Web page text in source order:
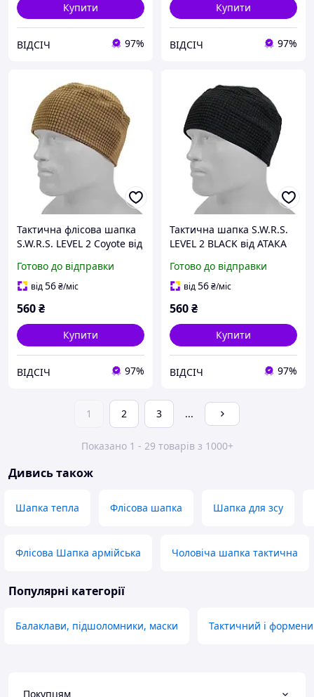
Купити
ВІДСІЧ 97%
Купити
ВІДСІЧ 97%
Тактична флісова шапка
S.W.R.S. LEVEL 2 Coyote від
шапка для холодної
погоди
Готово до відправки
від56₴/міс
560₴
Купити
ВІДСІЧ 97%
Тактична шапка S.W.R.S.
LEVEL 2 BLACK від АТАКА
шапка чорного кольору
для служби та польових
Готово до відправки
від56₴/міс
560₴
Купити
ВІДСІЧ 97%
1 2 3 ...
Показано 1 - 29 товарів з 1000+
Дивись також
Шапка тепла Флісова шапка Шапка для зсу
Флісова Шапка армійська Чоловіча шапка тактична
Популярні категорії
Балаклави, підшоломники, маски Тактичний і
Покупцям